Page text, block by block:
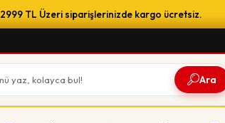
2999 TL Üzeri siparişlerinizde kargo ücretsiz.
Ara